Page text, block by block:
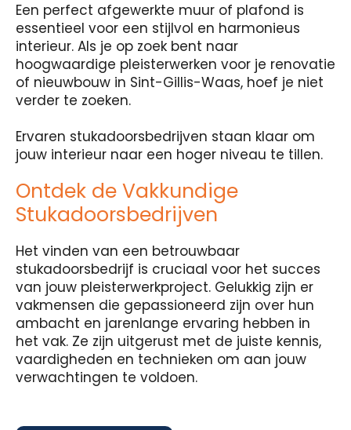
Een perfect afgewerkte muur of plafond is
essentieel voor een stijlvol en harmonieus
interieur. Als je op zoek bent naar
hoogwaardige pleisterwerken voor je renovatie
of nieuwbouw in Sint-Gillis-Waas, hoef je niet
verder te zoeken.
Ervaren stukadoorsbedrijven staan klaar om
jouw interieur naar een hoger niveau te tillen.
Ontdek de Vakkundige
Stukadoorsbedrijven
Het vinden van een betrouwbaar
stukadoorsbedrijf is cruciaal voor het succes
van jouw pleisterwerkproject. Gelukkig zijn er
vakmensen die gepassioneerd zijn over hun
ambacht en jarenlange ervaring hebben in
het vak. Ze zijn uitgerust met de juiste kennis,
vaardigheden en technieken om aan jouw
verwachtingen te voldoen.